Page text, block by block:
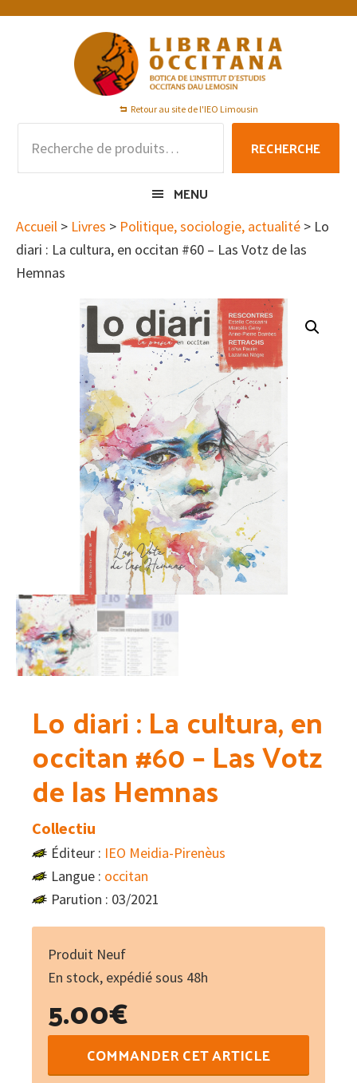
Passer
Passer
Passer
Retour au site de l'IEO Limousin
pour :
RECHERCHE
MENU
Accueil > Livres > Politique, sociologie, actualité > Lo
diari : La cultura, en occitan #60 – Las Votz de las
Hemnas
Lo diari : La cultura, en
occitan #60 – Las Votz
de las Hemnas
Collectiu
Éditeur : IEO Meidia-Pirenèus
Langue : occitan
Parution : 03/2021
Produit Neuf
En stock, expédié sous 48h
5.00€
de
COMMANDER CET ARTICLE